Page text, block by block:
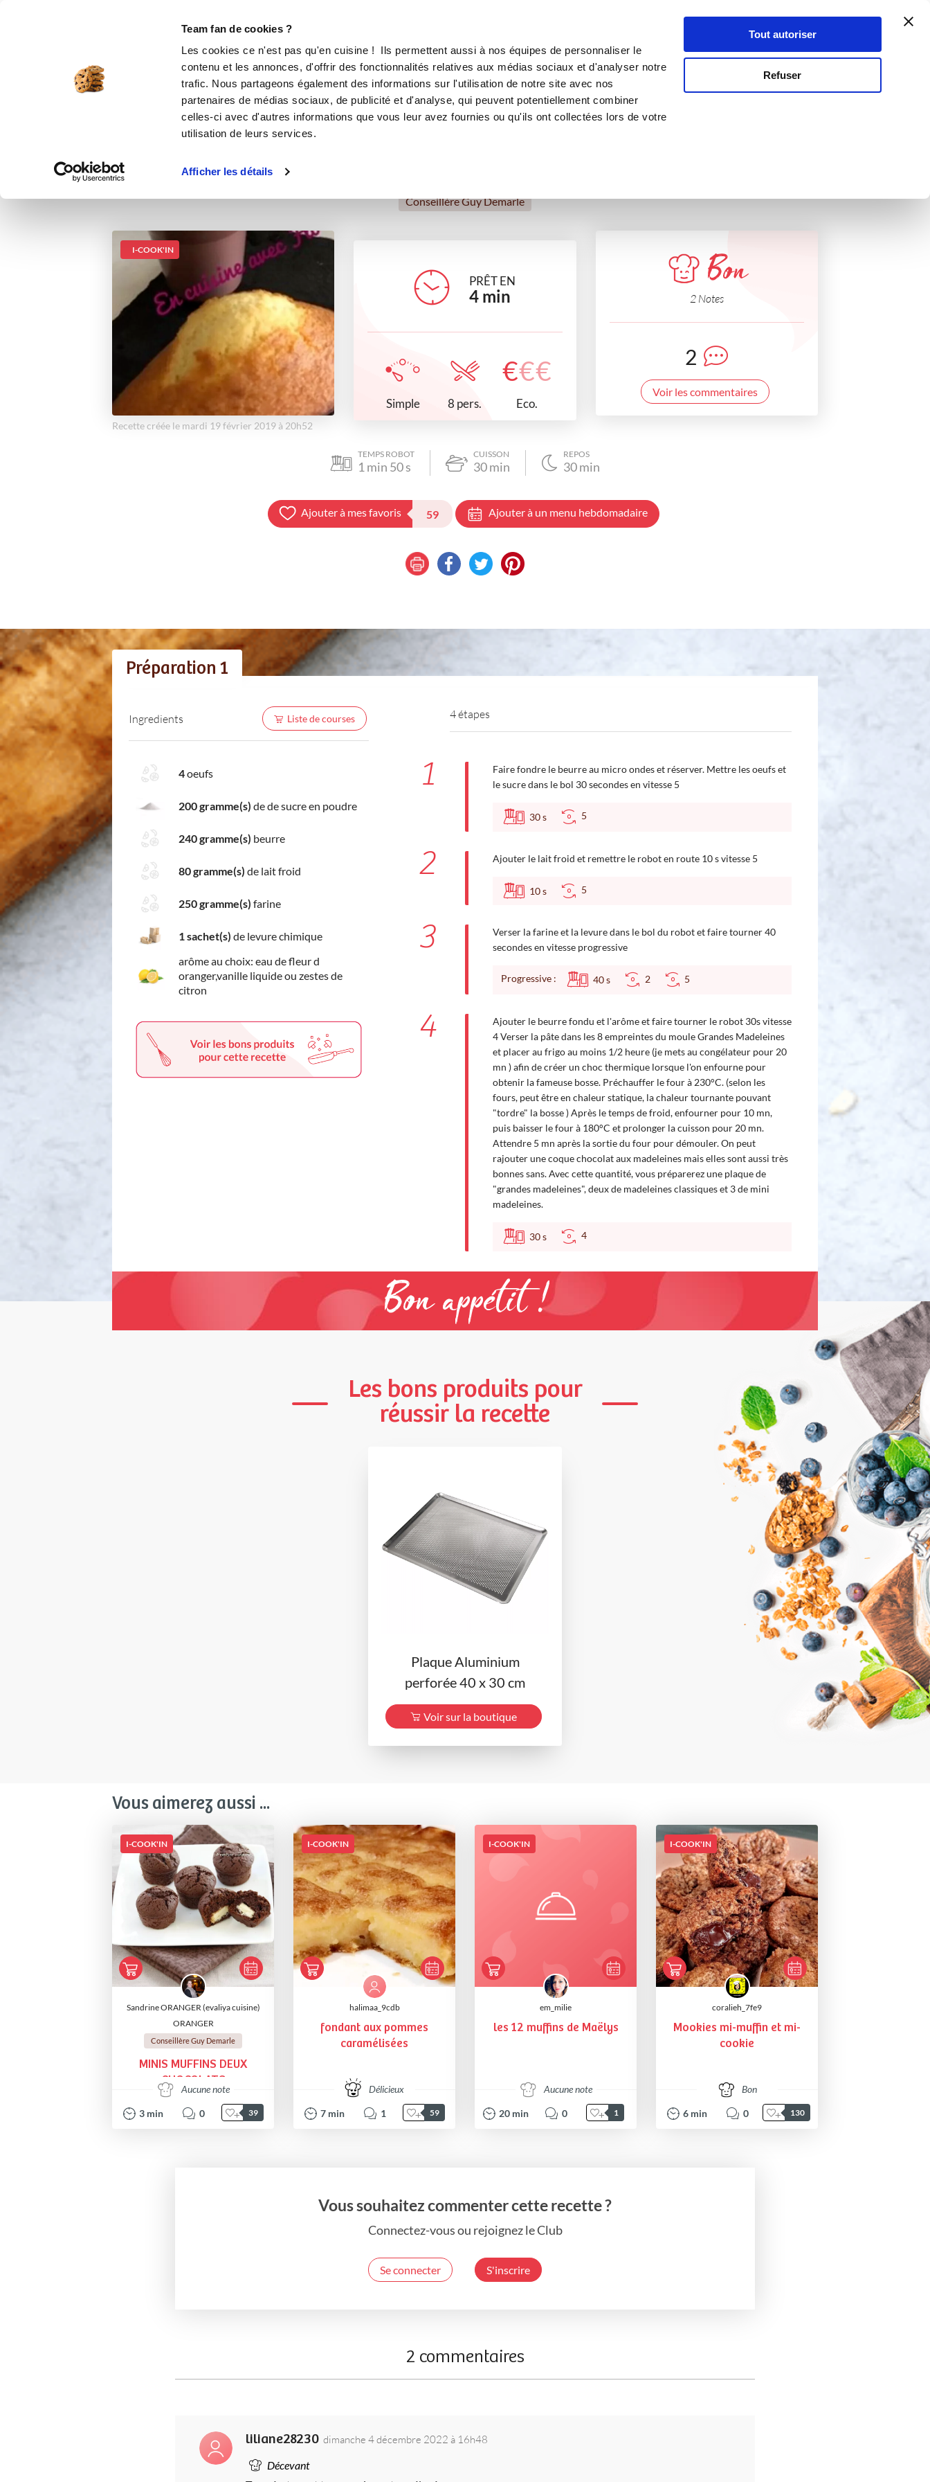
Team fan de cookies ?
Les cookies ce n'est pas qu'en cuisine ! Ils permettent aussi à nos équipes de personnaliser le
contenu et les annonces, d'offrir des fonctionnalités relatives aux médias sociaux et d'analyser notre
trafic. Nous partageons également des informations sur l'utilisation de notre site avec nos
partenaires de médias sociaux, de publicité et d'analyse, qui peuvent potentiellement combiner
celles-ci avec d'autres informations que vous leur avez fournies ou qu'ils ont collectées lors de votre
utilisation de leurs services.
Afficher les détails
Tout autoriser
Refuser
Se connecter
Mes 8 grandes madeleines parfumées
desserts Petits gourmands
Conseillère Guy Demarle
I-COOK'IN
Recette créée le mardi 19 février 2019 à 20h52
PRÊT EN
4 min
Simple 8 pers.
€€€
Eco.
Bon
2 Notes
2
Voir les commentaires
TEMPS ROBOT
1 min 50s
CUISSON
30min
REPOS
30min
Ajouter à mes favoris 59 Ajouter à un menu hebdomadaire
Préparation 1
Ingredients Liste de courses
4oeufs
200 gramme(s) de de sucre en poudre
240 gramme(s) beurre
80 gramme(s) de lait froid
250 gramme(s) farine
1 sachet(s) de levure chimique
arôme au choix: eau de fleur d
oranger,vanille liquide ou zestes de
citron
4 étapes
1
Faire fondre le beurre au micro ondes et réserver. Mettre les oeufs et
le sucre dans le bol 30 secondes en vitesse 5
30s 5
2 Ajouter le lait froid et remettre le robot en route 10 s vitesse 5
10s 5
3
Verser la farine et la levure dans le bol du robot et faire tourner 40
secondes en vitesse progressive
Progressive : 40s 2 5
4
Ajouter le beurre fondu et l'arôme et faire tourner le robot 30s vitesse
4 Verser la pâte dans les 8 empreintes du moule Grandes Madeleines
et placer au frigo au moins 1/2 heure (je mets au congélateur pour 20
mn ) afin de créer un choc thermique lorsque l'on enfourne pour
obtenir la fameuse bosse. Préchauffer le four à 230°C. (selon les
fours, peut être en chaleur statique, la chaleur tournante pouvant
"tordre" la bosse ) Après le temps de froid, enfourner pour 10 mn,
puis baisser le four à 180°C et prolonger la cuisson pour 20 mn.
Attendre 5 mn après la sortie du four pour démouler. On peut
rajouter une coque chocolat aux madeleines mais elles sont aussi très
bonnes sans. Avec cette quantité, vous préparerez une plaque de
"grandes madeleines", deux de madeleines classiques et 3 de mini
madeleines.
30s 4
Bon appétit !
Les bons produits pour
réussir la recette
Plaque Aluminium
perforée 40 x 30 cm
Voir sur la boutique
Vous aimerez aussi ...
I-COOK'IN
Sandrine ORANGER (evaliya cuisine)
ORANGER
Conseillère Guy Demarle
MINIS MUFFINS DEUX
CHOCOLATS
Aucune note
3 min 0 39
I-COOK'IN
halimaa_9cdb
fondant aux pommes
caramélisées
Délicieux
7 min 1 59
I-COOK'IN
em_milie
les 12 muffins de Maëlys
Aucune note
20 min 0 1
I-COOK'IN
coralieh_7fe9
Mookies mi-muffin et mi-
cookie
Bon
6 min 0 130
Vous souhaitez commenter cette recette ?
Connectez-vous ou rejoignez le Club
Se connecter S'inscrire
2 commentaires
liliane28230 dimanche 4 décembre 2022 à 16h48
Décevant